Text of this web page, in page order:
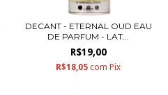
DECANT - ETERNAL OUD EAU
DE PARFUM - LAT...
R$19,00
R$18,05 com Pix